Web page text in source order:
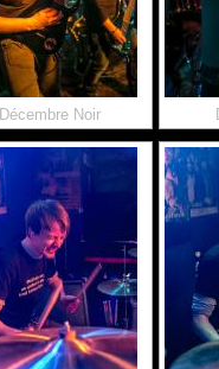
Décembre Noir